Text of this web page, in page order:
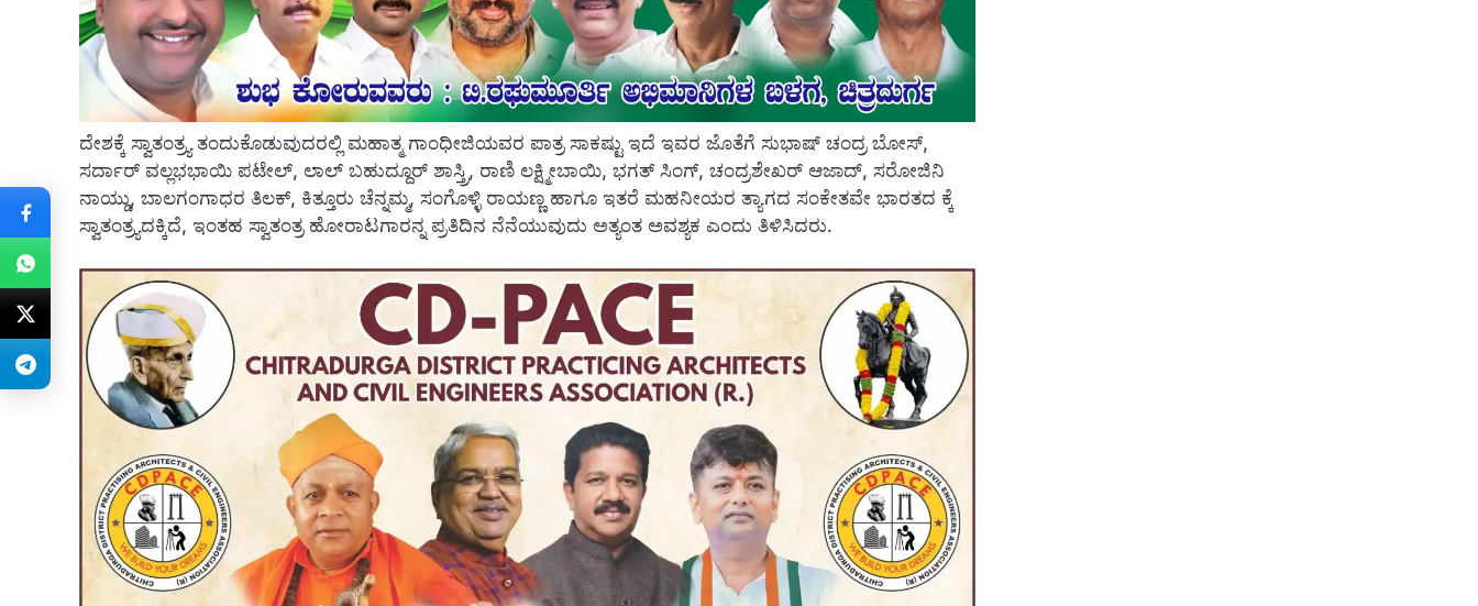
ದೇಶಕ್ಕೆ ಸ್ವಾತಂತ್ರ್ಯ ತಂದುಕೊಡುವುದರಲ್ಲಿ ಮಹಾತ್ಮ ಗಾಂಧೀಜಿಯವರ ಪಾತ್ರ ಸಾಕಷ್ಟು ಇದೆ ಇವರ ಜೊತೆಗೆ ಸುಭಾಷ್ ಚಂದ್ರ ಬೋಸ್,
ಸರ್ದಾರ್ ವಲ್ಲಭಭಾಯಿ ಪಟೇಲ್, ಲಾಲ್ ಬಹುದ್ದೂರ್ ಶಾಸ್ತ್ರಿ, ರಾಣಿ ಲಕ್ಷ್ಮೀಬಾಯಿ, ಭಗತ್ ಸಿಂಗ್, ಚಂದ್ರಶೇಖರ್ ಆಜಾದ್, ಸರೋಜಿನಿ
ನಾಯ್ಡು, ಬಾಲಗಂಗಾಧರ ತಿಲಕ್, ಕಿತ್ತೂರು ಚೆನ್ನಮ್ಮ, ಸಂಗೊಳ್ಳಿ ರಾಯಣ್ಣ ಹಾಗೂ ಇತರೆ ಮಹನೀಯರ ತ್ಯಾಗದ ಸಂಕೇತವೇ ಭಾರತದ ಕ್ಕೆ
ಸ್ವಾತಂತ್ರ್ಯದಕ್ಕಿದೆ, ಇಂತಹ ಸ್ವಾತಂತ್ರ ಹೋರಾಟಗಾರನ್ನ ಪ್ರತಿದಿನ ನೆನೆಯುವುದು ಅತ್ಯಂತ ಅವಶ್ಯಕ ಎಂದು ತಿಳಿಸಿದರು.